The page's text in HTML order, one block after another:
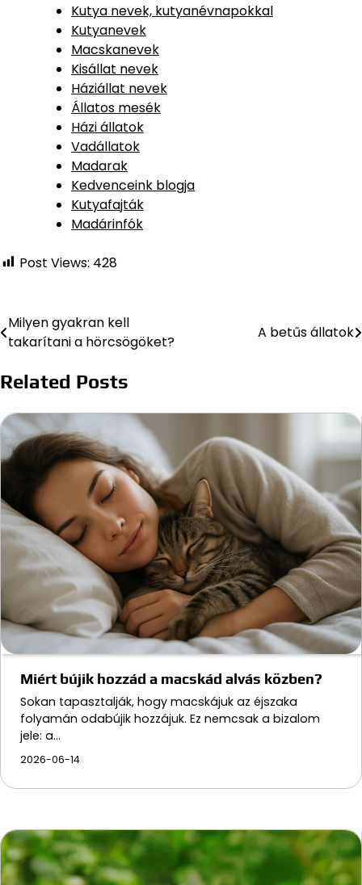
Kutya nevek, kutyanévnapokkal
Kutyanevek
Macskanevek
Kisállat nevek
Háziállat nevek
Állatos mesék
Házi állatok
Vadállatok
Madarak
Kedvenceink blogja
Kutyafajták
Madárinfók
Post Views: 428
Bejegyzés
Milyen gyakran kell
takarítani a hörcsögöket?
A betűs állatok
Related Posts
Miért bújik hozzád a macskád alvás közben?
Sokan tapasztalják, hogy macskájuk az éjszaka
folyamán odabújik hozzájuk. Ez nemcsak a bizalom
jele: a…
2026-06-14